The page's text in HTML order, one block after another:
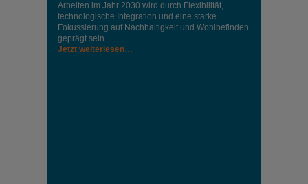
Arbeiten im Jahr 2030 wird durch Flexibilität,
technologische Integration und eine starke
Fokussierung auf Nachhaltigkeit und Wohlbefinden
geprägt sein.
Jetzt weiterlesen…